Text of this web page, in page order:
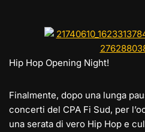
gr
a
o
d
n
s
A
p
Hip Hop Opening Night!
Finalmente, dopo una lunga
concerti del CPA Fi Sud, per
una serata di vero Hip Hop e